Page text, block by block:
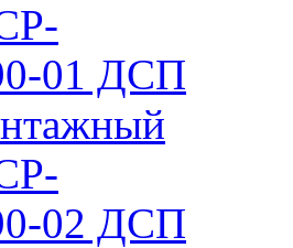
01 ДСП
02 ДСП